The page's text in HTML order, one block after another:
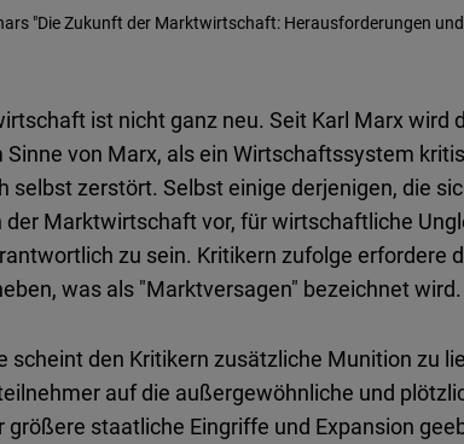
"Die Zukunft der Marktwirtschaft: Herausforderungen
ist nicht ganz neu. Seit Karl Marx wird
Sinne von Marx, als ein Wirtschaftssystem
selbst zerstört. Selbst einige derjenigen, die
der Marktwirtschaft vor, für wirtschaftliche
zu sein. Kritikern zufolge erfordere
was als "Marktversagen" bezeichnet wird.
scheint den Kritikern zusätzliche Munition zu
auf die außergewöhnliche und
größere staatliche Eingriffe und Expansion